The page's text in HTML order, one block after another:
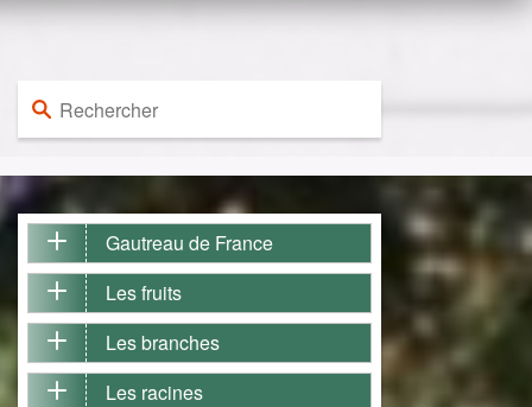
Rechercher :
Gautreau de France
Les fruits
Les branches
Les racines